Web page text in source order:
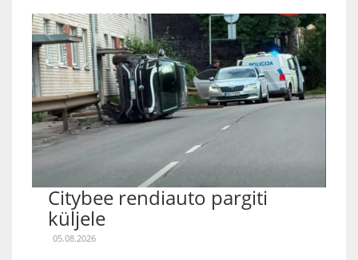
Citybee rendiauto pargiti
küljele
05.08.2026